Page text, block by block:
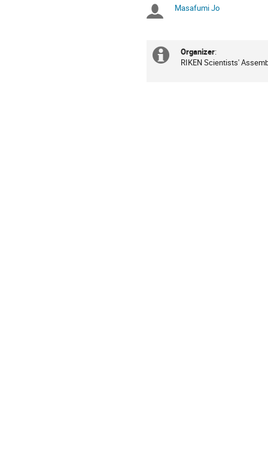
are
Chairpersons
Masafumi Jo
Extra
Organizer:
RIKEN Scientists'